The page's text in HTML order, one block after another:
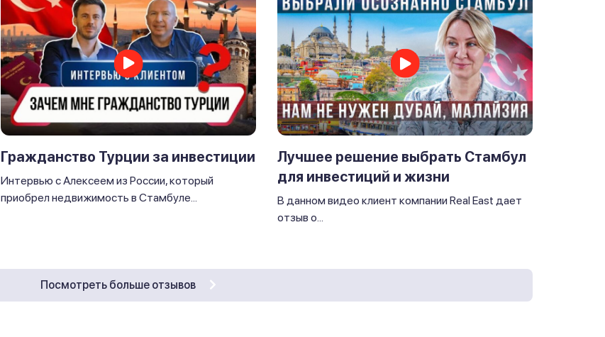
Гражданство Турции за инвестиции
Интервью с Алексеем из России, который
приобрел недвижимость в Стамбуле...
Лучшее решение выбрать Стамбул
для инвестиций и жизни
В данном видео клиент компании Real East дает
отзыв о...
Посмотреть больше отзывов